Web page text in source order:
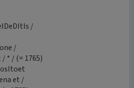
/
/
* / (= 1765)
et /